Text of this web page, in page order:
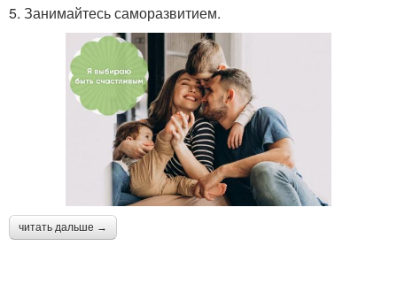
5. Занимайтесь саморазвитием.
читать дальше →